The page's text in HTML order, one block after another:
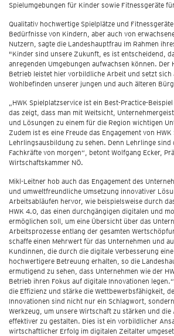
Spielumgebungen für Kinder sowie Fitnessgeräte
Qualitativ hochwertige Spielplätze und
Bedürfnisse von Kindern, aber auch von
Nutzern, sagte die Landeshauptfrau im Rahmen
"Kinder sind unsere Zukunft, es ist entscheidend,
anregenden Umgebungen aufwachsen können. Der
Betrieb leistet hier vorbildliche Arbeit und setzt sich
Wohlbefinden unserer jungen und auch älteren
„HWK Spielplatzservice ist ein Best-Practice-
das zeigt, dass man mit Weitsicht,
und Lösungen zu einem für die Region wichtigen
Zudem ist es eine Freude das Engagement von
Lehrlingsausbildung zu sehen. Denn Lehrlinge
Fachkräfte von morgen“, betont Wolfgang Ecker,
Wirtschaftskammer NÖ.
Mikl-Leitner hob auch das Engagement des
und umweltfreundliche Umsetzung innovativer
Arbeitsabläufen hervor, wie beispielsweise durch
HWK 4.0, das einen durchgängigen digitalen und
ermöglichen soll, um eine Übersicht über das
Arbeitsprozesse entlang der gesamten
schaffe einen Mehrwert für das Unternehmen und
Kundinnen, die durch die digitale Verbesserung
hochwertigere Betreuung erhalten, so die
ermutigend zu sehen, dass Unternehmen wie der
Betrieb ihren Fokus auf digitale Innovationen
die Effizienz und stärke die Wettbewerbsfähigkeit,
Innovationen sind nicht nur ein Schlagwort,
Werkzeug, um unsere Wirtschaft zu stärken und
effektiver zu gestalten. Dies ist ein vorbildlicher
wirtschaftlicher Erfolg im digitalen Zeitalter